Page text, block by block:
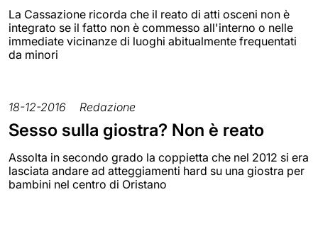
La Cassazione ricorda che il reato di atti osceni non è
integrato se il fatto non è commesso all'interno o nelle
immediate vicinanze di luoghi abitualmente frequentati
da minori
18-12-2016 Redazione
Sesso sulla giostra? Non è reato
Assolta in secondo grado la coppietta che nel 2012 si era
lasciata andare ad atteggiamenti hard su una giostra per
bambini nel centro di Oristano